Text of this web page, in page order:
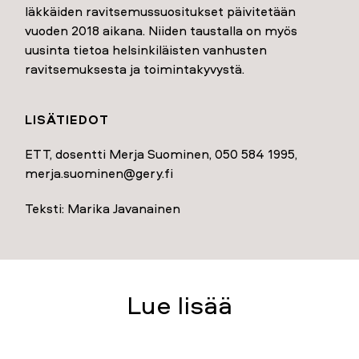
Iäkkäiden ravitsemussuositukset päivitetään
vuoden 2018 aikana. Niiden taustalla on myös
uusinta tietoa helsinkiläisten vanhusten
ravitsemuksesta ja toimintakyvystä.
LISÄTIEDOT
ETT, dosentti Merja Suominen, 050 584 1995,
merja.suominen@gery.fi
Teksti: Marika Javanainen
Lue lisää